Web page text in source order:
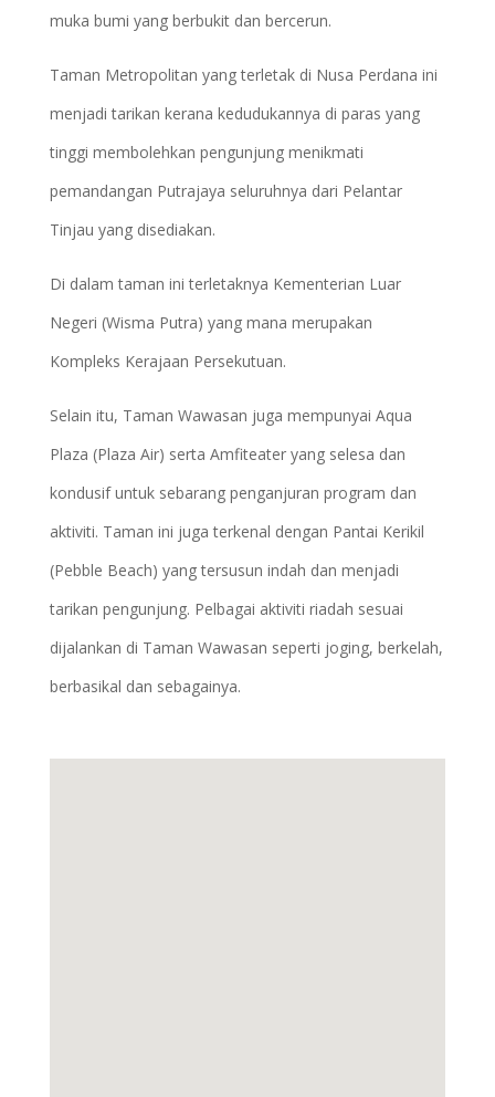
muka bumi yang berbukit dan bercerun.
Taman Metropolitan yang terletak di Nusa Perdana ini
menjadi tarikan kerana kedudukannya di paras yang
tinggi membolehkan pengunjung menikmati
pemandangan Putrajaya seluruhnya dari Pelantar
Tinjau yang disediakan.
Di dalam taman ini terletaknya Kementerian Luar
Negeri (Wisma Putra) yang mana merupakan
Kompleks Kerajaan Persekutuan.
Selain itu, Taman Wawasan juga mempunyai Aqua
Plaza (Plaza Air) serta Amfiteater yang selesa dan
kondusif untuk sebarang penganjuran program dan
aktiviti. Taman ini juga terkenal dengan Pantai Kerikil
(Pebble Beach) yang tersusun indah dan menjadi
tarikan pengunjung. Pelbagai aktiviti riadah sesuai
dijalankan di Taman Wawasan seperti joging, berkelah,
berbasikal dan sebagainya.